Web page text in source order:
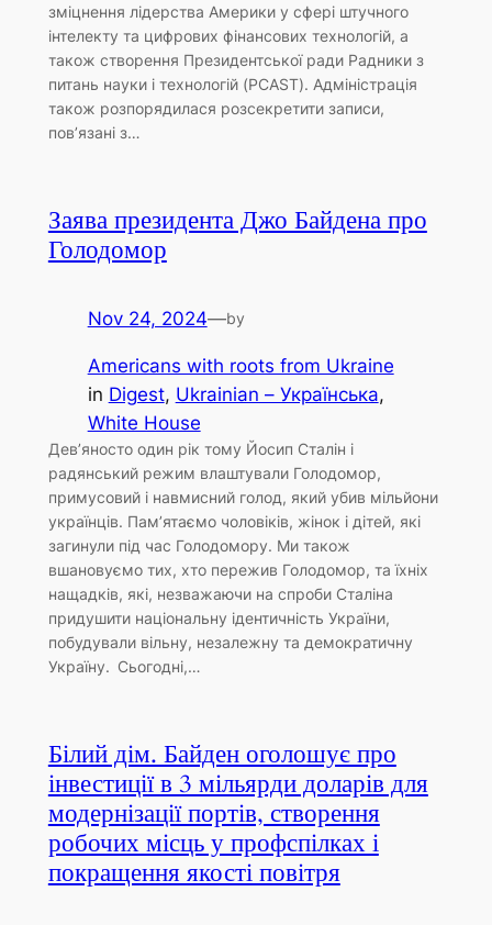
зміцнення лідерства Америки у сфері штучного
інтелекту та цифрових фінансових технологій, а
також створення Президентської ради Радники з
питань науки і технологій (PCAST). Адміністрація
також розпорядилася розсекретити записи,
пов’язані з…
Заява президента Джо Байдена про
Голодомор
Nov 24, 2024—by
Americans with roots from Ukraine
in Digest, Ukrainian – Українська
White House
Дев’яносто один рік тому Йосип Сталін і
радянський режим влаштували Голодомор,
примусовий і навмисний голод, який убив мільйони
українців. Пам’ятаємо чоловіків, жінок і дітей, які
загинули під час Голодомору. Ми також
вшановуємо тих, хто пережив Голодомор, та їхніх
нащадків, які, незважаючи на спроби Сталіна
придушити національну ідентичність України,
побудували вільну, незалежну та демократичну
Україну. Сьогодні,…
Білий дім. Байден оголошує про
інвестиції в 3 мільярди доларів для
модернізації портів, створення
робочих місць у профспілках і
покращення якості повітря